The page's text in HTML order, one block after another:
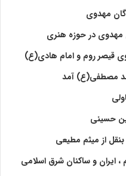
مهدوی
مهدوی در حوزه هنری
قیصر روم و امام هادی(ع)
مصطفی(ع) آمد
حسینی
از میثم مطیعی
ایران و ساکنان شرق اسلامی